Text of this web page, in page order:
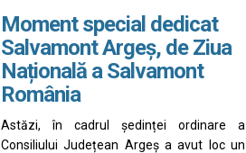
Moment special dedicat
Salvamont Argeș, de Ziua
Națională a Salvamont
România
Astăzi, în cadrul ședinței ordinare a
Consiliului Județean Argeș a avut loc un